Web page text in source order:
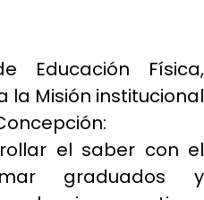
Educación Física,
la Misión institucional
el saber con el
graduados y